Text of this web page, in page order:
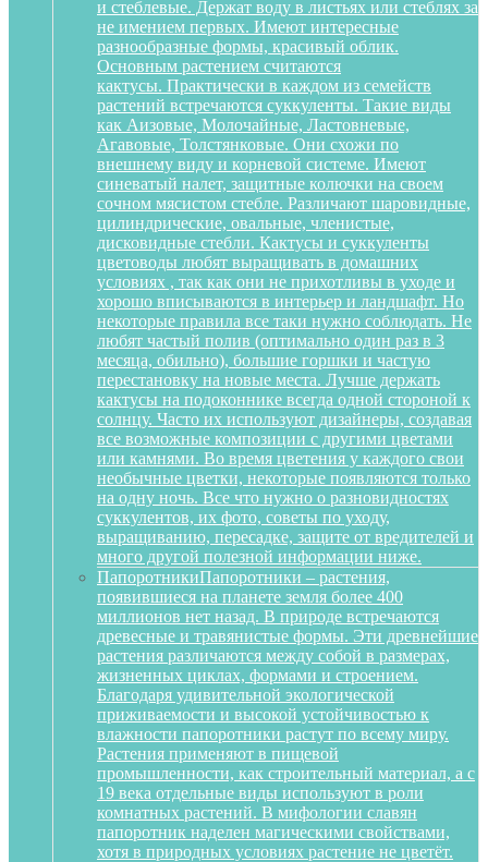
и стеблевые. Держат воду в листьях или стеблях за
не имением первых. Имеют интересные
разнообразные формы, красивый облик.
Основным растением считаются
кактусы. Практически в каждом из семейств
растений встречаются суккуленты. Такие виды
как Аизовые, Молочайные, Ластовневые,
Агавовые, Толстянковые. Они схожи по
внешнему виду и корневой системе. Имеют
синеватый налет, защитные колючки на своем
сочном мясистом стебле. Различают шаровидные,
цилиндрические, овальные, членистые,
дисковидные стебли. Кактусы и суккуленты
цветоводы любят выращивать в домашних
условиях , так как они не прихотливы в уходе и
хорошо вписываются в интерьер и ландшафт. Но
некоторые правила все таки нужно соблюдать. Не
любят частый полив (оптимально один раз в 3
месяца, обильно), большие горшки и частую
перестановку на новые места. Лучше держать
кактусы на подоконнике всегда одной стороной к
солнцу. Часто их используют дизайнеры, создавая
все возможные композиции с другими цветами
или камнями. Во время цветения у каждого свои
необычные цветки, некоторые появляются только
на одну ночь. Все что нужно о разновидностях
суккулентов, их фото, советы по уходу,
выращиванию, пересадке, защите от вредителей и
много другой полезной информации ниже.
ПапоротникиПапоротники – растения,
появившиеся на планете земля более 400
миллионов нет назад. В природе встречаются
древесные и травянистые формы. Эти древнейшие
растения различаются между собой в размерах,
жизненных циклах, формами и строением.
Благодаря удивительной экологической
приживаемости и высокой устойчивостью к
влажности папоротники растут по всему миру.
Растения применяют в пищевой
промышленности, как строительный материал, а с
19 века отдельные виды используют в роли
комнатных растений. В мифологии славян
папоротник наделен магическими свойствами,
хотя в природных условиях растение не цветёт.